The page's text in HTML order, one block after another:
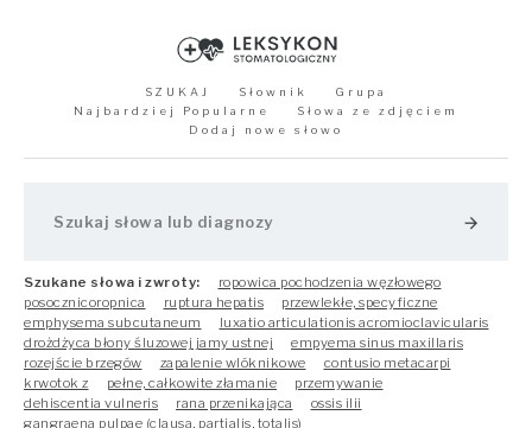
SZUKAJ Słownik
Grupa
Najbardziej Popularne
Słowa ze zdjęciem
Dodaj nowe słowo
arrow_forward
Szukane słowa i zwroty:
ropowica pochodzenia węzłowego
posocznicoropnica
ruptura hepatis
przewlekłe, specyficzne
emphysema subcutaneum
luxatio articulationis acromioclavicularis
drożdżyca błony śluzowej jamy ustnej
empyema sinus maxillaris
rozejście brzegów
zapalenie wlóknikowe
contusio metacarpi
krwotok z
pełne, całkowite złamanie
przemywanie
dehiscentia vulneris
rana przenikająca
ossis ilii
gangraena pulpae (clausa, partialis, totalis)